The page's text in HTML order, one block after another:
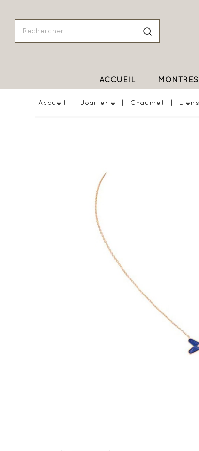
ACCUEIL MONTRES
Accueil Joaillerie Chaumet Liens